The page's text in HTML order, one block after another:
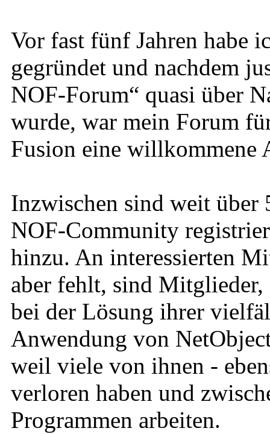
Vor fast fünf Jahren habe
gegründet und nachdem
NOF-Forum“ quasi über
wurde, war mein Forum
Fusion eine willkommene
Inzwischen sind weit über
NOF-Community
hinzu. An interessierten
aber fehlt, sind Mitglieder,
bei der Lösung ihrer
Anwendung von
weil viele von ihnen -
verloren haben und
Programmen arbeiten.